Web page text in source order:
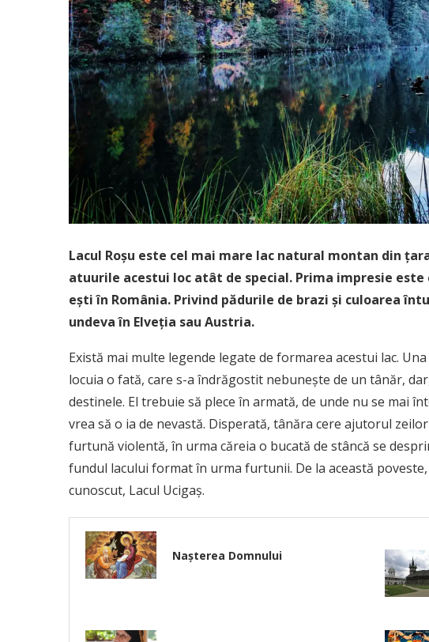
Lacul Roșu este cel mai mare lac natural montan din
atuurile acestui loc atât de special. Prima impresie
ești în România. Privind pădurile de brazi și culoarea
undeva în Elveția sau Austria.
Există mai multe legende legate de formarea acestui lac.
locuia o fată, care s-a îndrăgostit nebunește de un tânăr,
destinele. El trebuie să plece în armată, de unde nu se mai
vrea să o ia de nevastă. Disperată, tânăra cere ajutorul
furtună violentă, în urma căreia o bucată de stâncă se
fundul lacului format în urma furtunii. De la această
cunoscut, Lacul Ucigaș.
Nașterea Domnului